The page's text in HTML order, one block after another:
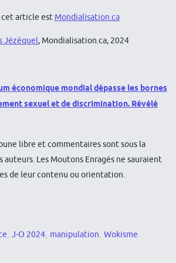
cet article est Mondialisation.ca
Jézéquel, Mondialisation.ca, 2024
économique mondial dépasse les bornes
sexuel et de discrimination. Révélé
libre et commentaires sont sous la
Les Moutons Enragés ne sauraient
de leur contenu ou orientation.
,J-O 2024, manipulation,Wokisme.